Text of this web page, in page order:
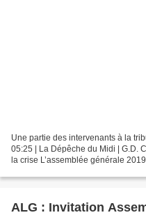
Une partie des intervenants à la
05:25 | La Dépêche du Midi | G.D.
la crise L’assemblée générale
ALG : Invitation